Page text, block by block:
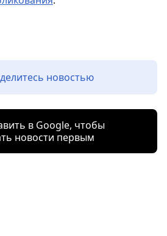
новостью
в Google, чтобы
новости первым